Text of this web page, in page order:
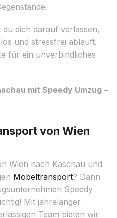
dich darauf verlassen,
und stressfrei abläuft.
für ein unverbindliches
mit Speedy Umzug –
von Wien
Wien nach Kaschau und
Möbeltransport? Dann
Speedy
Mit jahrelanger
Team bieten wir